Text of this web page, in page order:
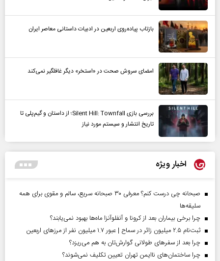
بازتاب پیاده‌روی اربعین در ادبیات داستانی معاصر ایران
امضای سروش صحت در «استخر» دیگر غافلگیر نمی‌کند
بررسی بازی Silent Hill: Townfall؛ از داستان و گیم‌پلی تا
تاریخ انتشار و سیستم مورد نیاز
اخبار ویژه
صبحانه چی درست کنم؟ معرفی ۳۰ صبحانه سریع، سالم و مقوی برای همه
سلیقه‌ها
چرا برخی بیماران بعد از کرونا و آنفلوآنزا ماه‌ها بهبود نمی‌یابند؟
ثبت‌نام ۲.۵ میلیون زائر در سماح | عبور ۱.۷ میلیون نفر از مرز‌های اربعین
چرا بعد از سفرهای طولانی گوارش‌تان به هم می‌ریزد؟
چرا ساختمان‌های ناایمن تهران تعیین تکلیف نمی‌شوند؟